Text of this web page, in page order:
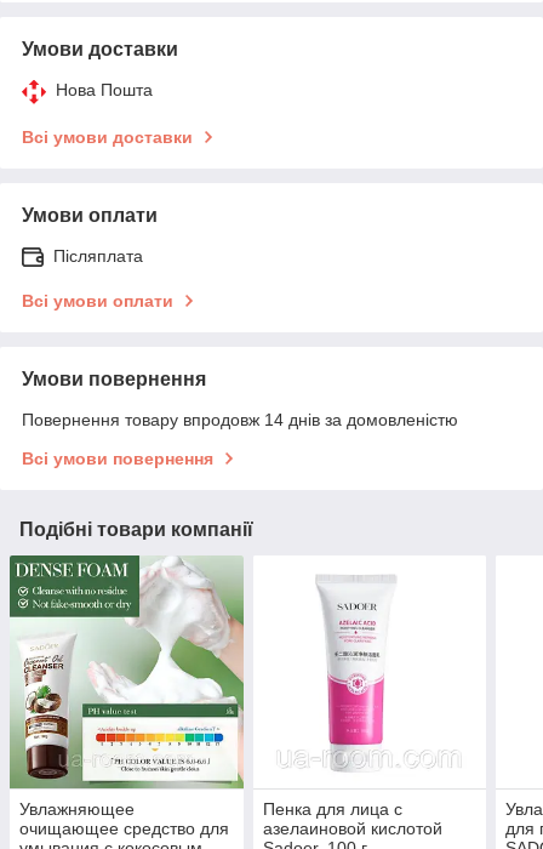
Умови доставки
Нова Пошта
Всі умови доставки
Умови оплати
Післяплата
Всі умови оплати
Умови повернення
Повернення товару впродовж 14 днів за домовленістю
Всі умови повернення
Подібні товари компанії
Увлажняющее
очищающее средство для
Пенка для лица с
азелаиновой кислотой
для